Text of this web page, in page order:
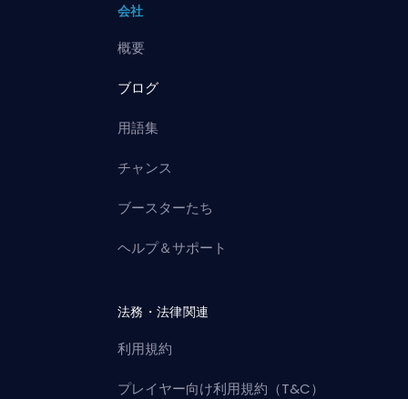
会社
概要
ブログ
用語集
チャンス
ブースターたち
ヘルプ＆サポート
法務・法律関連
利用規約
プレイヤー向け利用規約（T&C）